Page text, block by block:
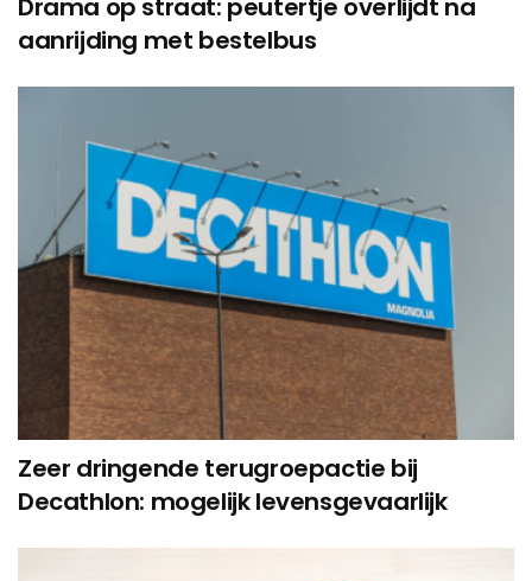
aanrijding met bestelbus
Zeer dringende terugroepactie bij
Decathlon: mogelijk levensgevaarlijk